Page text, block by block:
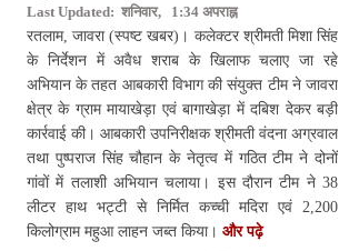
Last Updated: शनिवार, 1:34 अपराह्न
रतलाम, जावरा (स्पष्ट खबर)। कलेक्टर श्रीमती मिशा सिंह
के निर्देशन में अवैध शराब के खिलाफ चलाए जा रहे
अभियान के तहत आबकारी विभाग की संयुक्त टीम ने जावरा
क्षेत्र के ग्राम मायाखेड़ा एवं बागाखेड़ा में दबिश देकर बड़ी
कार्रवाई की। आबकारी उपनिरीक्षक श्रीमती वंदना अग्रवाल
तथा पुष्पराज सिंह चौहान के नेतृत्व में गठित टीम ने दोनों
गांवों में तलाशी अभियान चलाया। इस दौरान टीम ने 38
लीटर हाथ भट्टी से निर्मित कच्ची मदिरा एवं 2,200
किलोग्राम महुआ लाहन जब्त किया। और पढ़े